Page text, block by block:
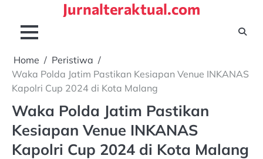
content
Jurnalteraktual.com
Home
Peristiwa
Waka Polda Jatim Pastikan Kesiapan Venue INKANAS
Kapolri Cup 2024 di Kota Malang
Waka Polda Jatim Pastikan
Kesiapan Venue INKANAS
Kapolri Cup 2024 di Kota Malang